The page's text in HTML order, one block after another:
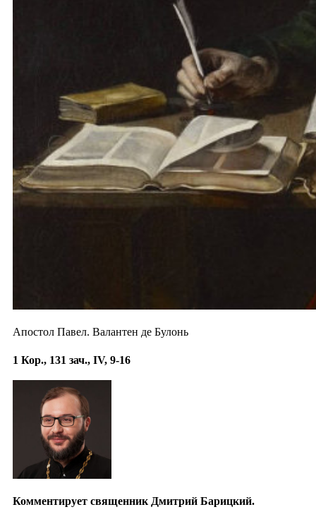
Апостол Павел. Валантен де Булонь
1 Кор., 131 зач., IV, 9-16
Комментирует священник Дмитрий Барицкий.